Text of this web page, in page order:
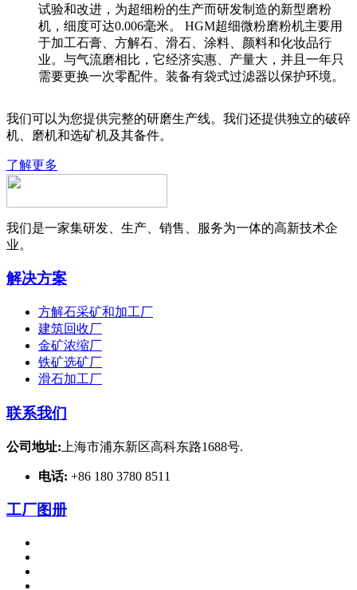
试验和改进，为超细粉的生产而研发制造的新型磨粉
机，细度可达0.006毫米。 HGM超细微粉磨粉机主要用
于加工石膏、方解石、滑石、涂料、颜料和化妆品行
业。与气流磨相比，它经济实惠、产量大，并且一年只
需要更换一次零配件。装备有袋式过滤器以保护环境。
我们可以为您提供完整的研磨生产线。我们还提供独立的破碎
机、磨机和选矿机及其备件。
了解更多
我们是一家集研发、生产、销售、服务为一体的高新技术企
业。
解决方案
方解石采矿和加工厂
建筑回收厂
金矿浓缩厂
铁矿选矿厂
滑石加工厂
联系我们
公司地址: 上海市浦东新区高科东路1688号.
电话: +86 180 3780 8511
工厂图册